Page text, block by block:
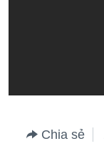
Chia sẻ